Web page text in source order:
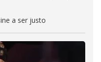
a ser justo